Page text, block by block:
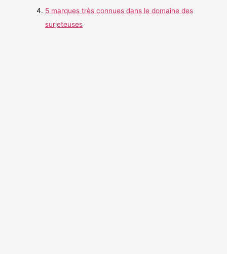
5 marques très connues dans le domaine des
surjeteuses